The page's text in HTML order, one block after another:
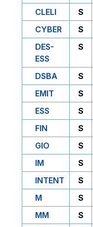
CLELI
S
CYBER
S
DES-
ESS
S
DSBA S
EMIT
S
ESS
S
FIN
S
GIO
S
IM
S
INTENT
S
M
S
MM
S